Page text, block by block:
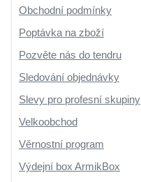
Obchodní podmínky
Poptávka na zboží
Pozvěte nás do tendru
Sledování objednávky
Slevy pro profesní skupiny
Velkoobchod
Věrnostní program
Výdejní box ArmikBox